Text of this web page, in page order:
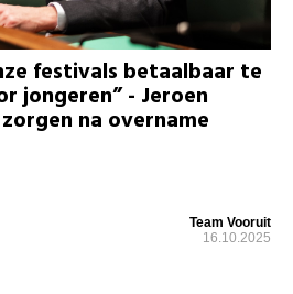
festivals betaalbaar te
jongeren” - Jeroen
na overname
Team Vooruit
16.10.2025